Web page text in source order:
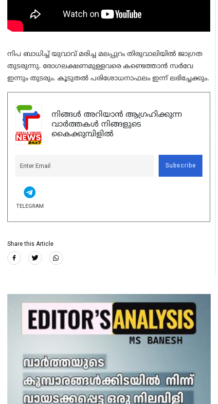
നിപ ബാധിച്ച് യുവാവ് മരിച്ച മലപ്പുറം തിരുവാലിയില്‍ ജാഗ്രത
തുടരുന്നു. രോഗലക്ഷണമുള്ളവരെ കണ്ടെത്താന്‍ സര്‍വേ
ഇന്നും തുടരും. കൂടുതല്‍ പരിശോധനാഫലം ഇന്ന് ലഭിച്ചേക്കും.
നിങ്ങൾ അറിയാൻ ആഗ്രഹിക്കുന്ന
വാർത്തകൾ നിങ്ങളുടെ
കൈക്കുമ്പിളിൽ
Subscribe
TELEGRAM
Share this Article